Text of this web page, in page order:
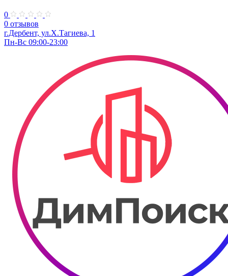
0
0 отзывов
г.Дербент, ул.Х.Тагиева, 1
Пн-Вс 09:00-23:00